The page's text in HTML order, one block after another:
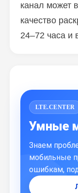
канал может
качество
24–72 часа и
LTE.CENTER
Умные
Знаем
мобильные
ошибкам,
Похожие
Блог